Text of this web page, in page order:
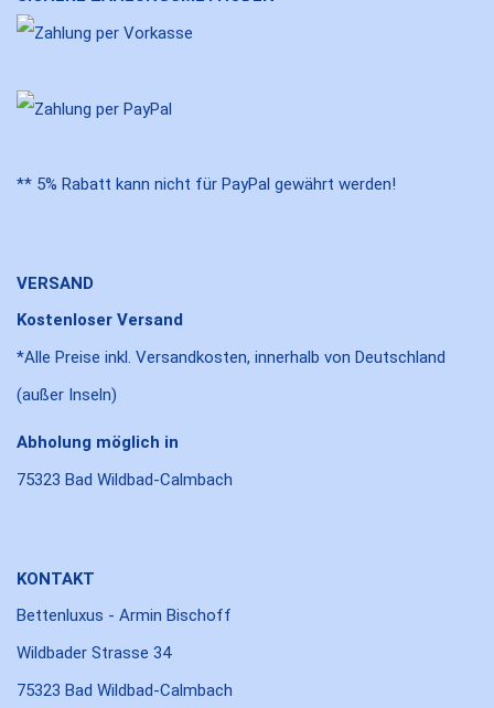
** 5% Rabatt kann nicht für PayPal gewährt werden!
VERSAND
Kostenloser Versand
*Alle Preise inkl. Versandkosten, innerhalb von Deutschland
(außer Inseln)
Abholung möglich in
75323 Bad Wildbad-Calmbach
KONTAKT
Bettenluxus - Armin Bischoff
Wildbader Strasse 34
75323 Bad Wildbad-Calmbach